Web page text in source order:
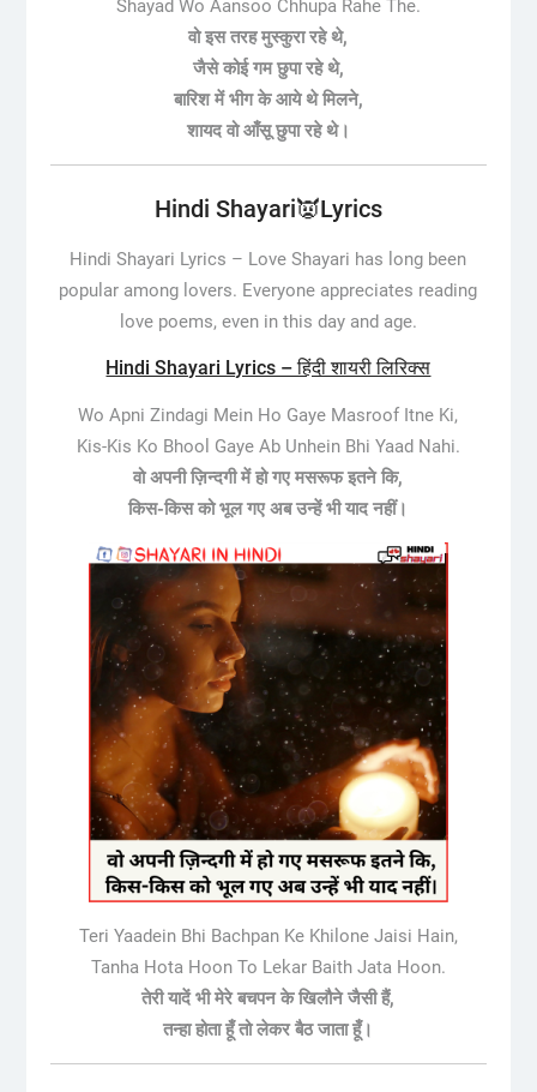
Shayad Wo Aansoo Chhupa Rahe The.
वो इस तरह मुस्कुरा रहे थे,
जैसे कोई गम छुपा रहे थे,
बारिश में भीग के आये थे मिलने,
शायद वो आँसू छुपा रहे थे।
Hindi Shayari👿Lyrics
Hindi Shayari Lyrics – Love Shayari has long been
popular among lovers. Everyone appreciates reading
love poems, even in this day and age.
Hindi Shayari Lyrics – हिंदी शायरी लिरिक्स
Wo Apni Zindagi Mein Ho Gaye Masroof Itne Ki,
Kis-Kis Ko Bhool Gaye Ab Unhein Bhi Yaad Nahi.
वो अपनी ज़िन्दगी में हो गए मसरूफ इतने कि,
किस-किस को भूल गए अब उन्हें भी याद नहीं।
Teri Yaadein Bhi Bachpan Ke Khilone Jaisi Hain,
Tanha Hota Hoon To Lekar Baith Jata Hoon.
तेरी यादें भी मेरे बचपन के खिलौने जैसी हैं,
तन्हा होता हूँ तो लेकर बैठ जाता हूँ।